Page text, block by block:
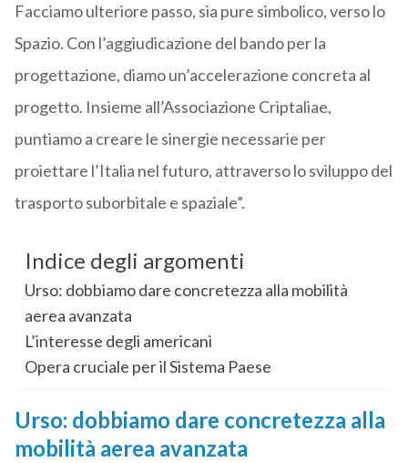
Facciamo ulteriore passo, sia pure simbolico, verso lo
Spazio. Con l’aggiudicazione del bando per la
progettazione, diamo un’accelerazione concreta al
progetto. Insieme all’Associazione Criptaliae,
puntiamo a creare le sinergie necessarie per
proiettare l’Italia nel futuro, attraverso lo sviluppo del
trasporto suborbitale e spaziale”.
Indice degli argomenti
Urso: dobbiamo dare concretezza alla mobilità
aerea avanzata
L’interesse degli americani
Opera cruciale per il Sistema Paese
Urso: dobbiamo dare concretezza alla
mobilità aerea avanzata